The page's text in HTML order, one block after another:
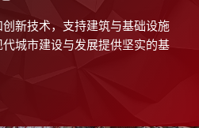
新技术，支持建筑与基础设施
城市建设与发展提供坚实的基